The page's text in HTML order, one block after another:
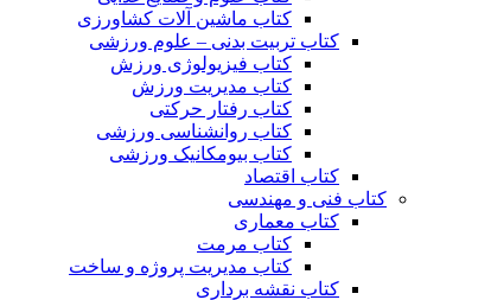
کتاب ماشین آلات کشاورزی
کتاب تربیت بدنی – علوم ورزشی
کتاب فیزیولوژی ورزش
کتاب مدیریت ورزش
کتاب رفتار حرکتی
کتاب روانشناسی ورزشی
کتاب بیومکانیک ورزشی
کتاب اقتصاد
کتاب فنی و مهندسی
کتاب معماری
کتاب مرمت
کتاب مدیریت پروژه و ساخت
کتاب نقشه برداری